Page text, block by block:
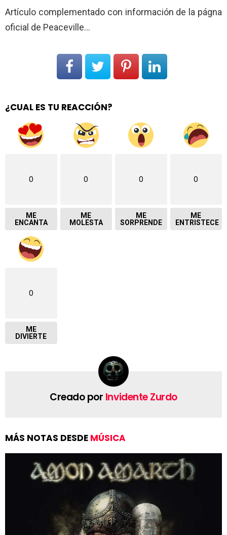
Artículo complementado con información de la págna
oficial de Peaceville…
¿CUAL ES TU REACCIÓN?
0
ME
ENCANTA
0
ME
MOLESTA
0
ME
SORPRENDE
0
ME
ENTRISTECE
0
ME
DIVIERTE
Creado por Invidente Zurdo
MÁS NOTAS DESDE MÚSICA